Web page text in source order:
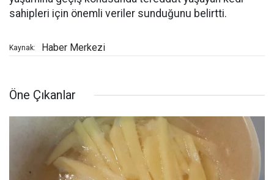
sahipleri için önemli veriler sunduğunu belirtti.
Kaynak: Haber Merkezi
Öne Çıkanlar